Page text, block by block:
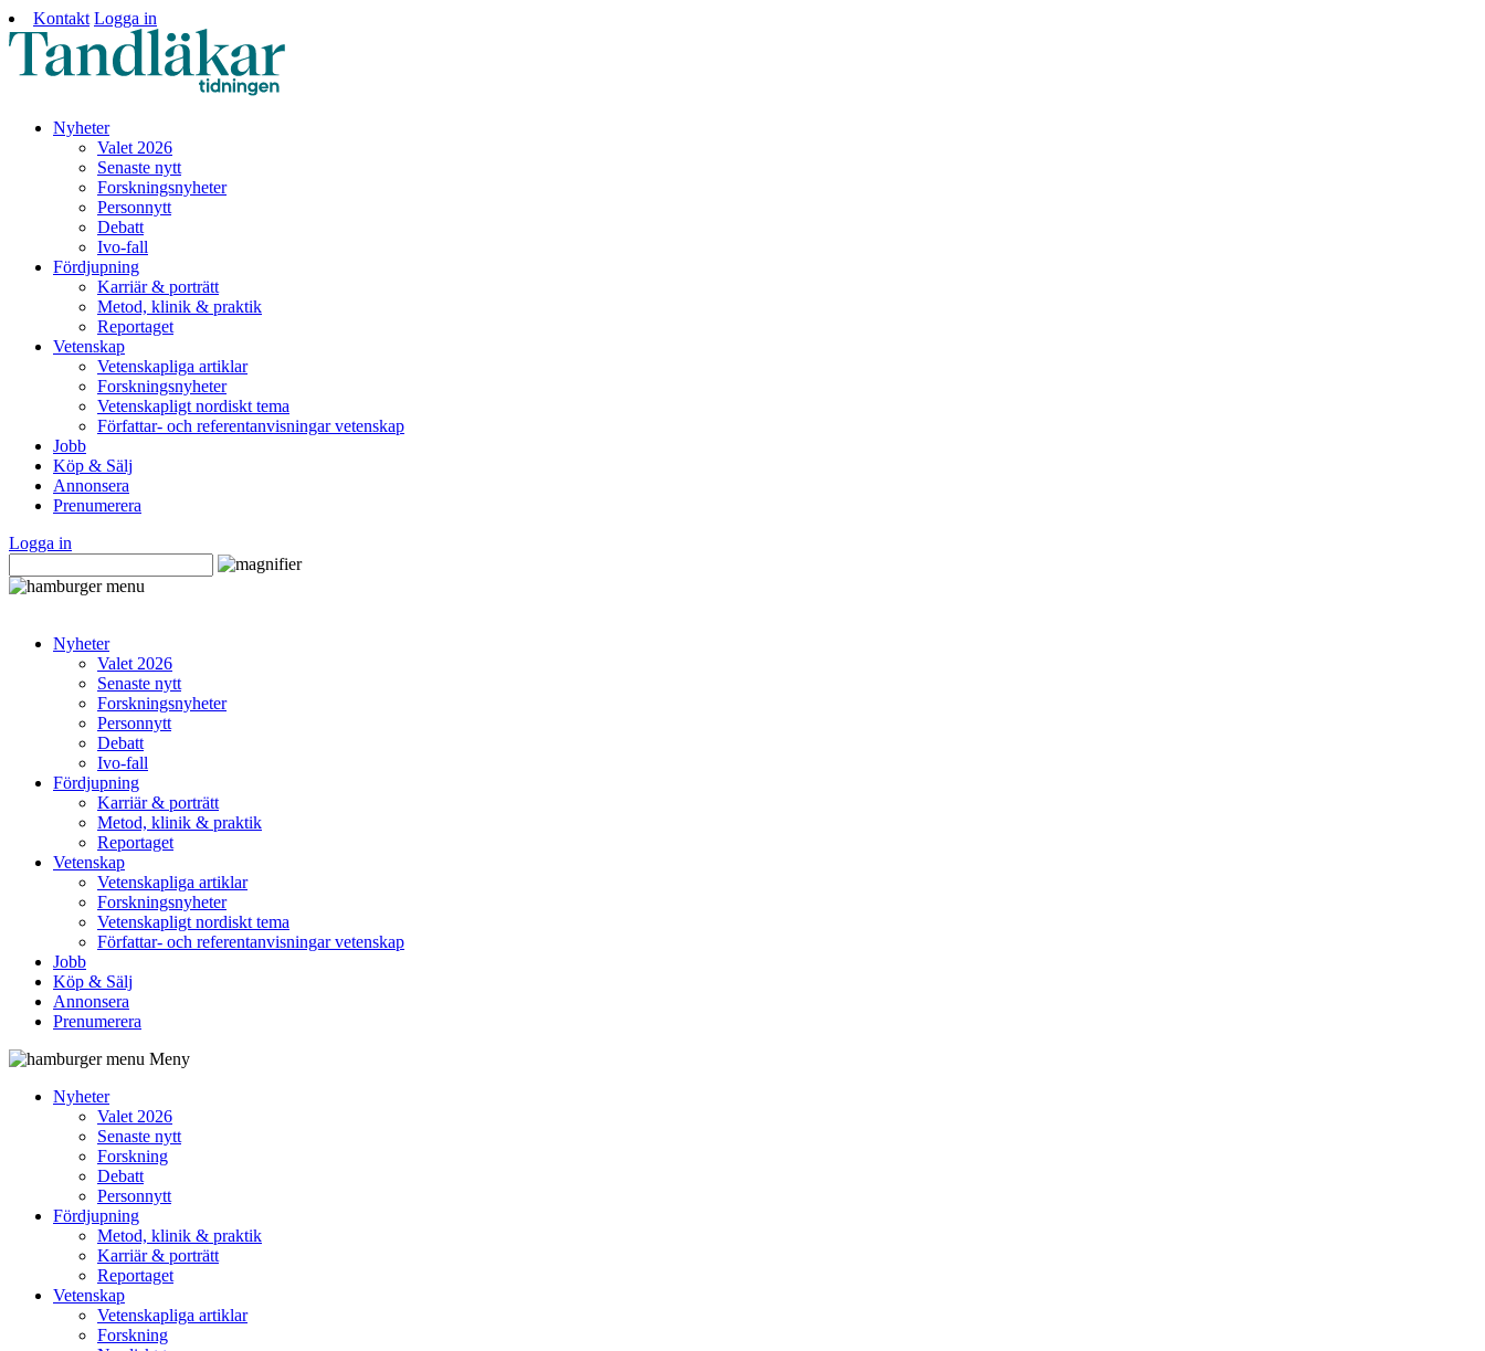
Kontakt Logga in
Nyheter
Valet 2026
Senaste nytt
Forskningsnyheter
Personnytt
Debatt
Ivo-fall
Fördjupning
Karriär & porträtt
Metod, klinik & praktik
Reportaget
Vetenskap
Vetenskapliga artiklar
Forskningsnyheter
Vetenskapligt nordiskt tema
Författar- och referentanvisningar vetenskap
Jobb
Köp & Sälj
Annonsera
Prenumerera
Logga in
Nyheter
Valet 2026
Senaste nytt
Forskningsnyheter
Personnytt
Debatt
Ivo-fall
Fördjupning
Karriär & porträtt
Metod, klinik & praktik
Reportaget
Vetenskap
Vetenskapliga artiklar
Forskningsnyheter
Vetenskapligt nordiskt tema
Författar- och referentanvisningar vetenskap
Jobb
Köp & Sälj
Annonsera
Prenumerera
Meny
Nyheter
Valet 2026
Senaste nytt
Forskning
Debatt
Personnytt
Fördjupning
Metod, klinik & praktik
Karriär & porträtt
Reportaget
Vetenskap
Vetenskapliga artiklar
Forskning